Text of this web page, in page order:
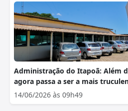
Administração do Itapoã: Além
agora passa a ser a mais
14/06/2026 às 09h49